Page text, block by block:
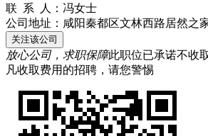
联 系 人： 冯女士
公司地址： 咸阳秦都区文林西路居然之
关注该公司
放心公司，求职保障此职位已承诺不收
凡收取费用的招聘，请您警惕